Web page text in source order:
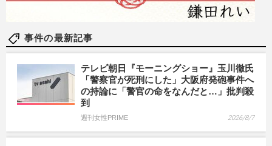
事件の最新記事
テレビ朝日『モーニングショー』玉川徹氏
「警察官が死刑にした」大阪府発砲事件へ
の持論に「警官の命をなんだと…」批判殺
到
週刊女性PRIME 2026/8/7